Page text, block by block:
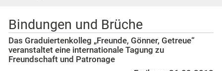
Bindungen und Brüche
Das Graduiertenkolleg „Freunde, Gönner, Getreue“
veranstaltet eine internationale Tagung zu
Freundschaft und Patronage